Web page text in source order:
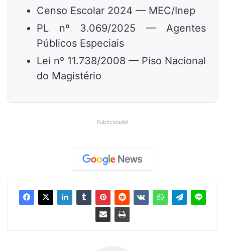
Censo Escolar 2024 — MEC/Inep
PL nº 3.069/2025 — Agentes
Públicos Especiais
Lei nº 11.738/2008 — Piso Nacional
do Magistério
Publicidade!